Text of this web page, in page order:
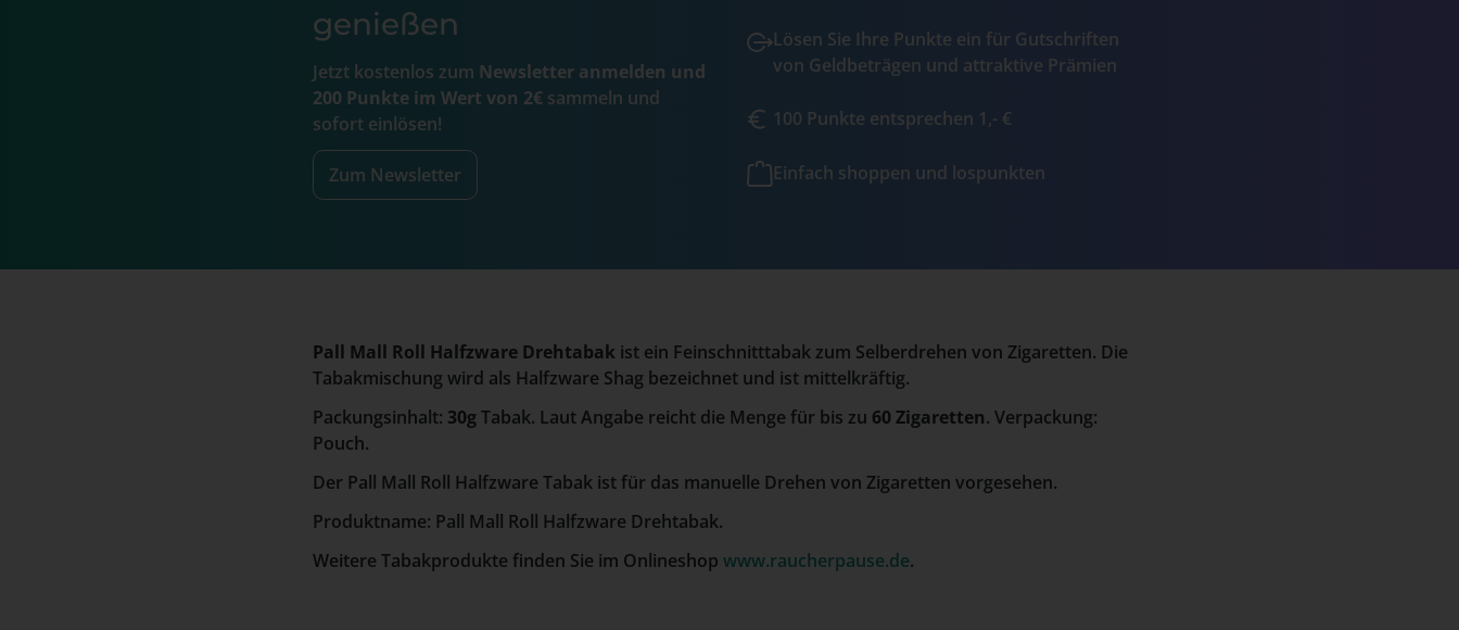
genießen
Jetzt kostenlos zum Newsletter anmelden und
200 Punkte im Wert von 2€ sammeln und
sofort einlösen!
Zum Newsletter
Lösen Sie Ihre Punkte ein für Gutschriften
von Geldbeträgen und attraktive Prämien
100 Punkte entsprechen 1,- €
Einfach shoppen und lospunkten
Pall Mall Roll Halfzware Drehtabak ist ein Feinschnitttabak zum Selberdrehen von Zigaretten. Die
Tabakmischung wird als Halfzware Shag bezeichnet und ist mittelkräftig.
Packungsinhalt: 30gTabak. Laut Angabe reicht die Menge für bis zu 60 Zigaretten. Verpackung:
Pouch.
Der Pall Mall Roll Halfzware Tabak ist für das manuelle Drehen von Zigaretten vorgesehen.
Produktname: Pall Mall Roll Halfzware Drehtabak.
Weitere Tabakprodukte finden Sie im Onlineshop www.raucherpause.de.